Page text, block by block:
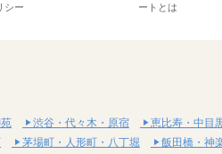
シー
ートとは
渋谷・代々木・原宿 恵比寿・中目
茅場町・人形町・八丁堀 飯田橋・神